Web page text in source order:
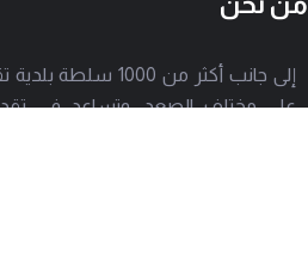
إلى جانب أكثر من
على مختلف الصعد، وتساعد في